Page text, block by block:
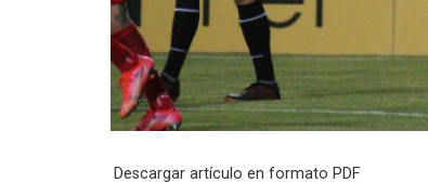
Descargar artículo en formato PDF